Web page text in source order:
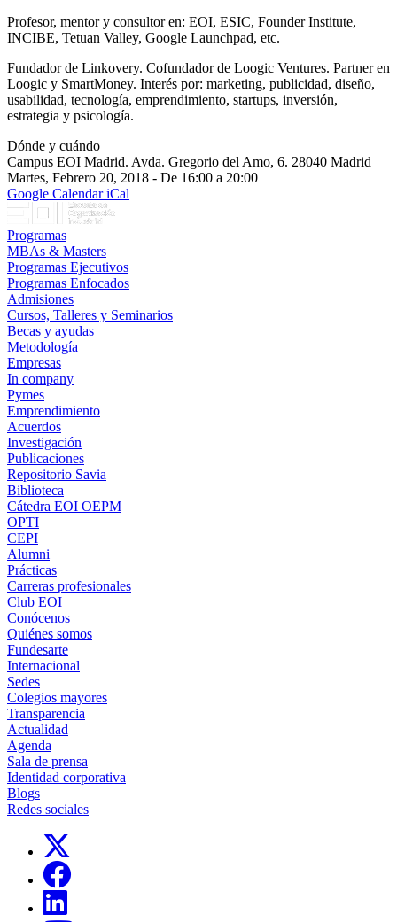
Profesor, mentor y consultor en: EOI, ESIC, Founder Institute,
INCIBE, Tetuan Valley, Google Launchpad, etc.
Fundador de Linkovery. Cofundador de Loogic Ventures. Partner en
Loogic y SmartMoney. Interés por: marketing, publicidad, diseño,
usabilidad, tecnología, emprendimiento, startups, inversión,
estrategia y psicología.
Dónde y cuándo
Campus EOI Madrid. Avda. Gregorio del Amo, 6. 28040 Madrid
Martes, Febrero 20, 2018 - De 16:00 a 20:00
Google CalendariCal
Programas
MBAs & Masters
Programas Ejecutivos
Programas Enfocados
Admisiones
Cursos, Talleres y Seminarios
Becas y ayudas
Metodología
Empresas
In company
Pymes
Emprendimiento
Acuerdos
Investigación
Publicaciones
Repositorio Savia
Biblioteca
Cátedra EOI OEPM
OPTI
CEPI
Alumni
Prácticas
Carreras profesionales
Club EOI
Conócenos
Quiénes somos
Fundesarte
Internacional
Sedes
Colegios mayores
Transparencia
Actualidad
Agenda
Sala de prensa
Identidad corporativa
Blogs
Redes sociales
Links, Opens in this window
Links, Opens in this window